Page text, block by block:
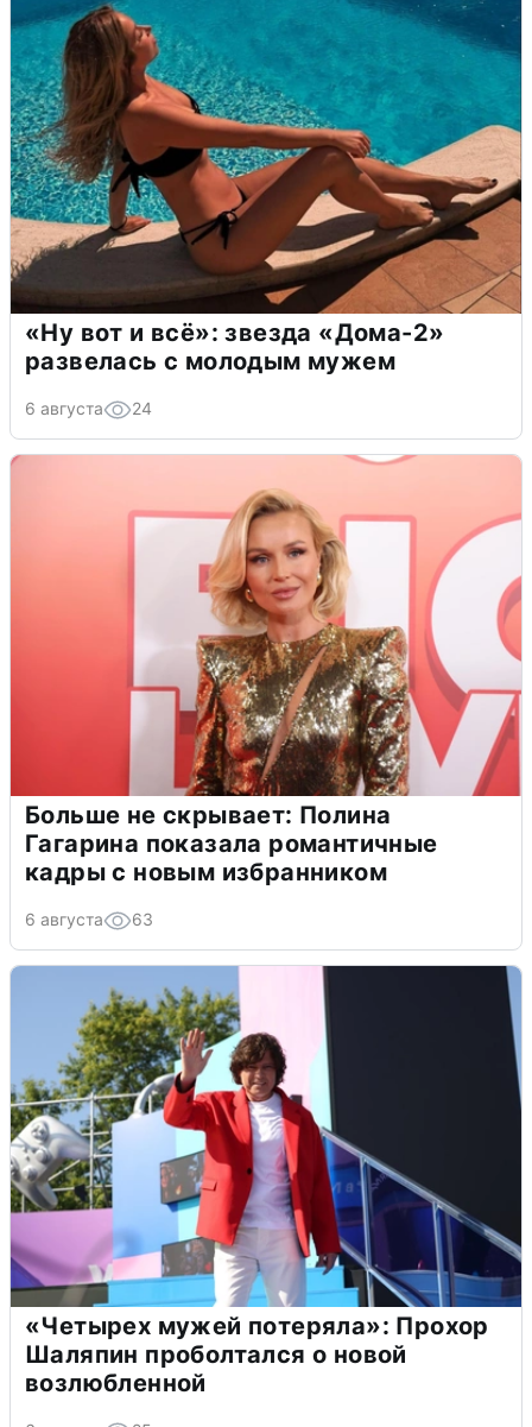
«Ну вот и всё»: звезда «Дома-2»
развелась с молодым мужем
6 августа 24
Больше не скрывает: Полина
Гагарина показала романтичные
кадры с новым избранником
6 августа 63
«Четырех мужей потеряла»: Прохор
Шаляпин проболтался о новой
возлюбленной